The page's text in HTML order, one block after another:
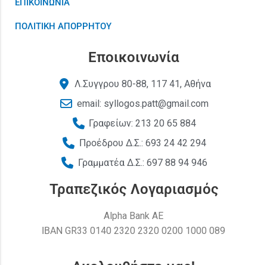
ΕΠΙΚΟΙΝΩΝΙΑ
ΠΟΛΙΤΙΚΗ ΑΠΟΡΡΗΤΟΥ
Εποικοινωνία
Λ.Συγγρου 80-88, 117 41, Αθήνα
email: syllogos.patt@gmail.com
Γραφείων: 213 20 65 884
Προέδρου Δ.Σ.: 693 24 42 294
Γραμματέα Δ.Σ.: 697 88 94 946
Τραπεζικός Λογαριασμός
Alpha Bank AE
ΙΒΑΝ GR33 0140 2320 2320 0200 1000 089